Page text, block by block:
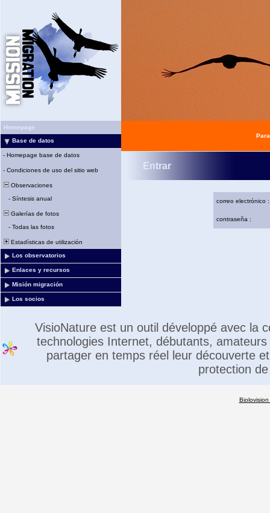
Homepage
Base de datos
- Homepage base de datos
- Condiciones de uso del sitio web
Observaciones
- Síntesis anual
Galerías de fotos
- Todas las fotos
Estadísticas de utilización
Los observatorios
Enlaces y recursos
Misión migración
Los socios
Entrar
correo electrónico :
contraseña :
VisioNature est un outil développé avec la
technologies Internet, débutants,
partager en temps réel leur découverte
protection
Biolovision